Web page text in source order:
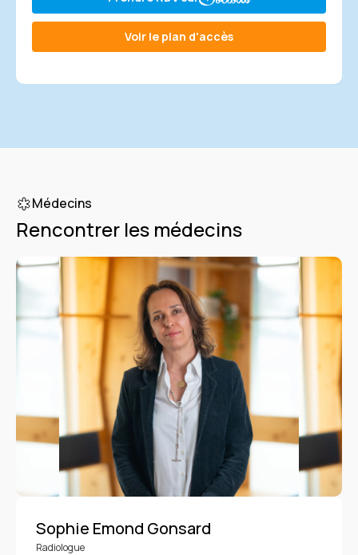
Voir le plan d'accès
Médecins
Rencontrer les médecins
Sophie Emond Gonsard
Radiologue